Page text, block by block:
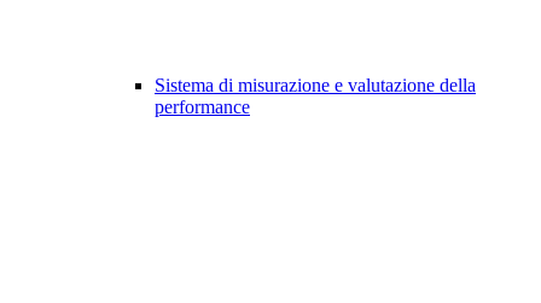
Sistema di misurazione e valutazione della
performance